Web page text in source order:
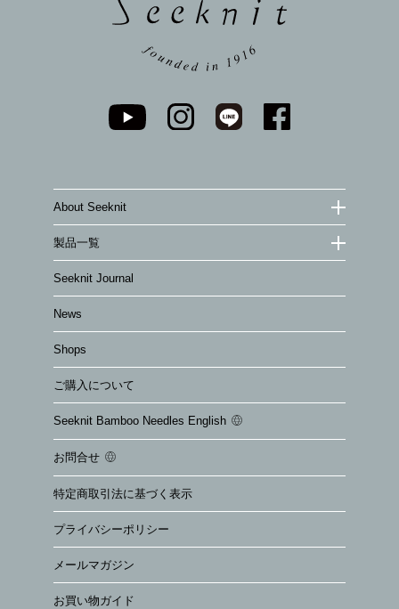
About Seeknit
製品一覧
Seeknit Journal
News
Shops
ご購入について
Seeknit Bamboo Needles English
お問合せ
特定商取引法に基づく表示
プライバシーポリシー
メールマガジン
お買い物ガイド